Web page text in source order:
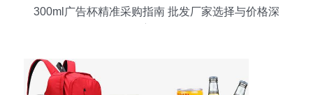
300ml广告杯精准采购指南 批发厂家选择与价格深